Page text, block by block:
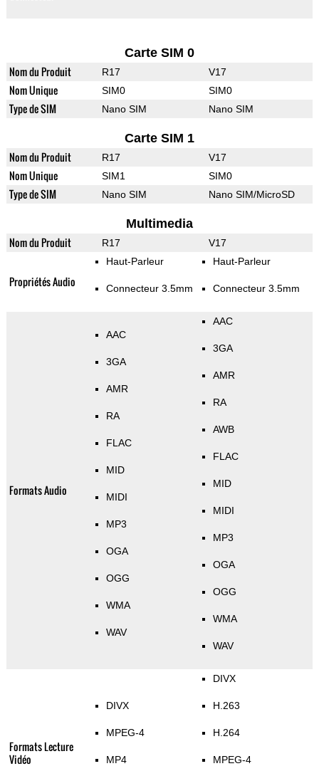
Carte SIM 0
Nom du Produit R17 V17
Nom Unique SIM0 SIM0
Type de SIM Nano SIM Nano SIM
Carte SIM 1
Nom du Produit R17 V17
Nom Unique SIM1 SIM0
Type de SIM Nano SIM Nano SIM/MicroSD
Multimedia
Nom du Produit R17 V17
Propriétés Audio
Haut-Parleur
Connecteur 3.5mm
Haut-Parleur
Connecteur 3.5mm
Formats Audio
AAC
3GA
AMR
RA
FLAC
MID
MIDI
MP3
OGA
OGG
WMA
WAV
AAC
3GA
AMR
RA
AWB
FLAC
MID
MIDI
MP3
OGA
OGG
WMA
WAV
Formats Lecture
Vidéo
DIVX
MPEG-4
MP4
DIVX
H.263
H.264
MPEG-4